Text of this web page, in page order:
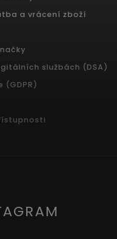
a vrácení zboží
službách (DSA)
(GDPR)